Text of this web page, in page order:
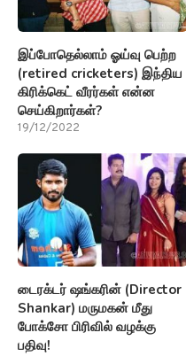
இப்போதெல்லாம் ஓய்வு பெற்ற
(retired cricketers) இந்திய
கிரிக்கெட் வீரர்கள் என்ன
செய்கிறார்கள்?
19/12/2022
டைரக்டர் ஷங்கரின் (Director
Shankar) மருமகன் மீது
போக்சோ பிரிவில் வழக்கு
பதிவு!